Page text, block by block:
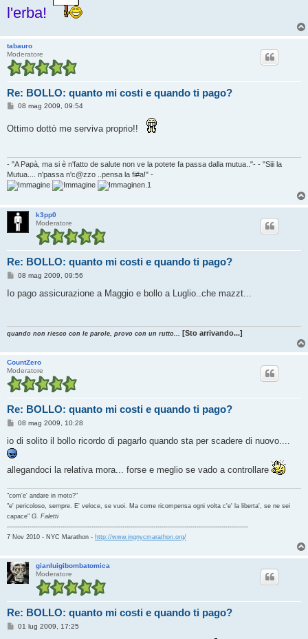
l'erba!
tabauro
Moderatore
Re: BOLLO: quanto mi costi e quando ti pago?
M
s
i
o
08 mag 2009, 09:54
Ottimo dottò me serviva proprio!!
- "A Papà, ma si è n'fatto de salute non ve la potete fa passa dalla mutua.."- - "Siii la
Mutua.... n'passa n'c@zzo ..pensa la fi#a!" -
n.1
k3pp0
Moderatore
Re: BOLLO: quanto mi costi e quando ti pago?
M
s
s
i
08 mag 2009, 09:56
Io pago assicurazione a Maggio e bollo a Luglio..che mazzt...
quando non riesco con le parole, provo con un rutto... [Sto arrivando...]
CountZero
Moderatore
Re: BOLLO: quanto mi costi e quando ti pago?
M
s
a
g
o
08 mag 2009, 10:28
io di solito il bollo ricordo di pagarlo quando sta per scadere di nuovo....
allegandoci la relativa mora... forse e meglio se vado a controllare
"com'e' andare in moto?"
"e' pericoloso, sempre. E' veloce, se vuoi. Ma come ricompensa ogni volta c'e' la liberta', se ne sei
capace" G. Faletti
---------------------------------------------------------------------------------------------------------------------
7 Nov 2010 - NYC Marathon - http://www.ingnycmarathon.org/
gianluigibombatomica
Moderatore
Re: BOLLO: quanto mi costi e quando ti pago?
M01 lug 2009, 17:25